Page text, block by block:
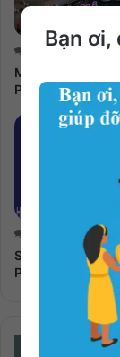
Mấy Người Dưng
Phú
Sài Gòn Bao Nhớ
Phú
Nghe
Bạn ơi,